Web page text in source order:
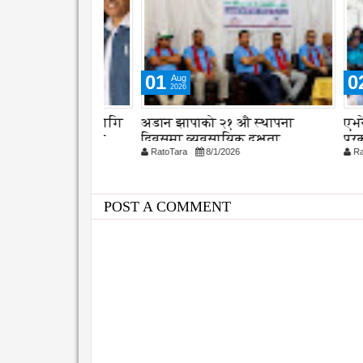
Aug
2026
अडान झापाको २१ औ स्थापना
दिवसमा व्यवसायिक दक्षता,
विश्वसनीयता र गुणस्तरमा जोड
RatoTara 8/1/2026
02 Aug
2026
प्रकृति
RatoTara
POST A COMMENT